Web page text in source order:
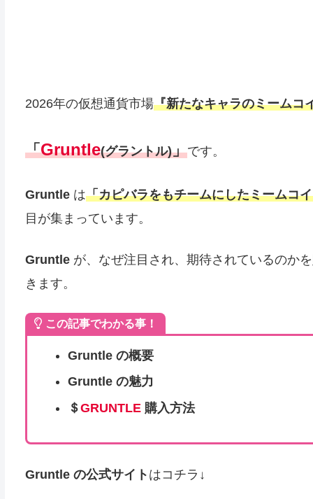
2026年の仮想通貨市場『新たなキャラのミームコ
「Gruntle(グラントル)」です。
Gruntle は「カピバラをもチームにしたミームコ
目が集まっています。
Gruntle が、なぜ注目され、期待されているのか
きます。
この記事でわかる事！
Gruntle の概要
Gruntle の魅力
＄GRUNTLE 購入方法
Gruntle の公式サイト はコチラ↓